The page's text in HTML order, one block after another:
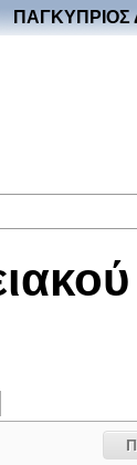
ΠΑΓΚΥΠΡΙΟΣ